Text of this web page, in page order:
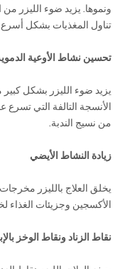
ونموها. يزيد ضوء الليزر
تناول المغذيات بشكل
تحسين نشاط الأوعية
يزيد ضوء الليزر بشكل
الأنسجة التالفة التي
من نسيج الندبة.
زيادة النشاط الأيضي
يخلق العلاج بالليزر
الأكسجين وجزيئات الغذاء
نقاط الزناد ونقاط الوخز